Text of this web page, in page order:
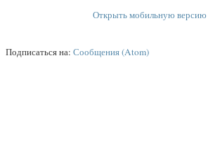
Открыть мобильную версию
Подписаться на: Сообщения (Atom)